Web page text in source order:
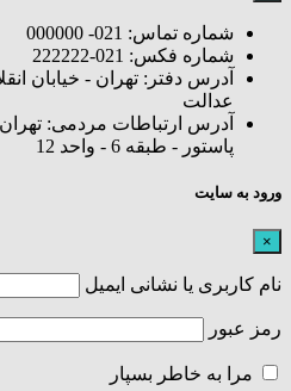
شماره تماس: 021- 000000
شماره فکس: 021-222222
آدرس دفتر: تهران - خیابان
عدالت
آدرس ارتباطات مردمی:
پاستور - طبقه 6 - واحد 12
ورود به سایت
×
نام کاربری یا نشانی ایمیل
رمز عبور
مرا به خاطر بسپار